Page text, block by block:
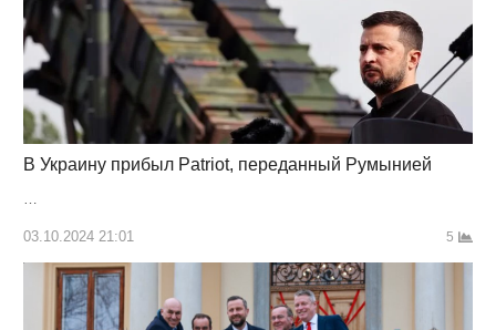
В Украину прибыл Patriot, переданный Румынией
…
03.10.2024 21:01 5